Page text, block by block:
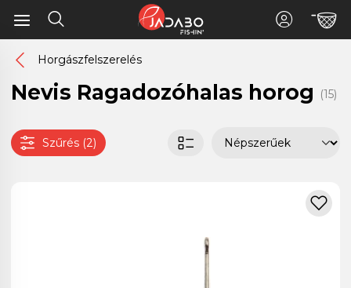
Horgászfelszerelés
Nevis Ragadozóhalas horog (15)
Szűrés (2)